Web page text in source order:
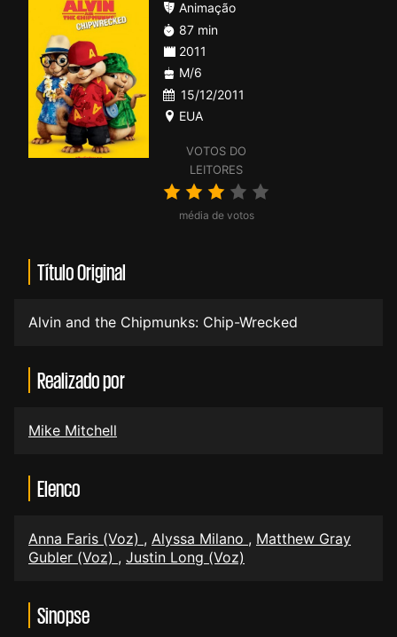
VOTOS DO
LEITORES
média de votos
Animação
87 min
2011
M/6
15/12/2011
EUA
Título Original
Alvin and the Chipmunks: Chip-Wrecked
Realizado por
Mike Mitchell
Elenco
Anna Faris (Voz) , Alyssa Milano , Matthew Gray
Gubler (Voz) , Justin Long (Voz)
Sinopse